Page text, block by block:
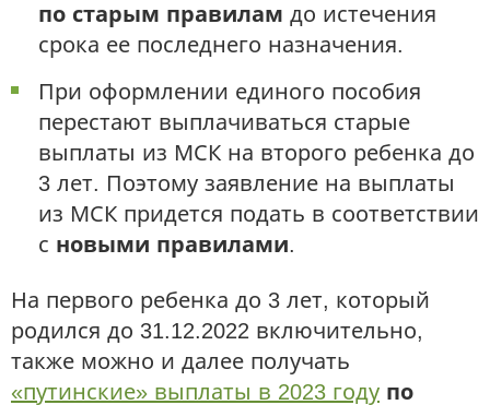
по старым правилам до истечения
срока ее последнего назначения.
При оформлении единого пособия
перестают выплачиваться старые
выплаты из МСК на второго ребенка до
3 лет. Поэтому заявление на выплаты
из МСК придется подать в соответствии
с новыми правилами.
На первого ребенка до 3 лет, который
родился до 31.12.2022 включительно,
также можно и далее получать
«путинские» выплаты в 2023 году по